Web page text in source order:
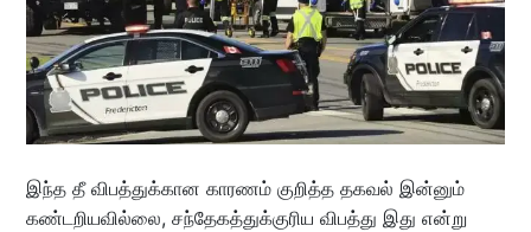
இந்த தீ விபத்துக்கான காரணம் குறித்த தகவல் இன்னும்
கண்டறியவில்லை, சந்தேகத்துக்குரிய விபத்து இது என்று